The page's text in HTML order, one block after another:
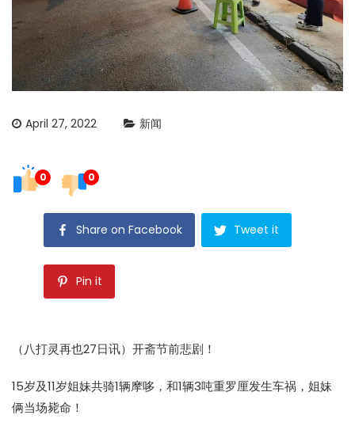
April 27, 2022 新闻
0 0
Share on Facebook Tweet it
Pin it
（八打灵再也27日讯）开斋节前悲剧！
15岁及11岁姐妹共骑1辆摩哆，和1辆3吨重罗厘发生车祸，姐妹
俩当场毙命！